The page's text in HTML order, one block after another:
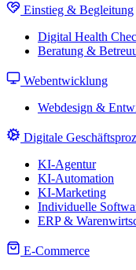
Einstieg & Begleitung
Digital Health
Beratung &
Webentwicklung
Webdesign &
Digitale
KI-Agentur
KI-Automation
KI-Marketing
Individuelle
ERP &
E-Commerce